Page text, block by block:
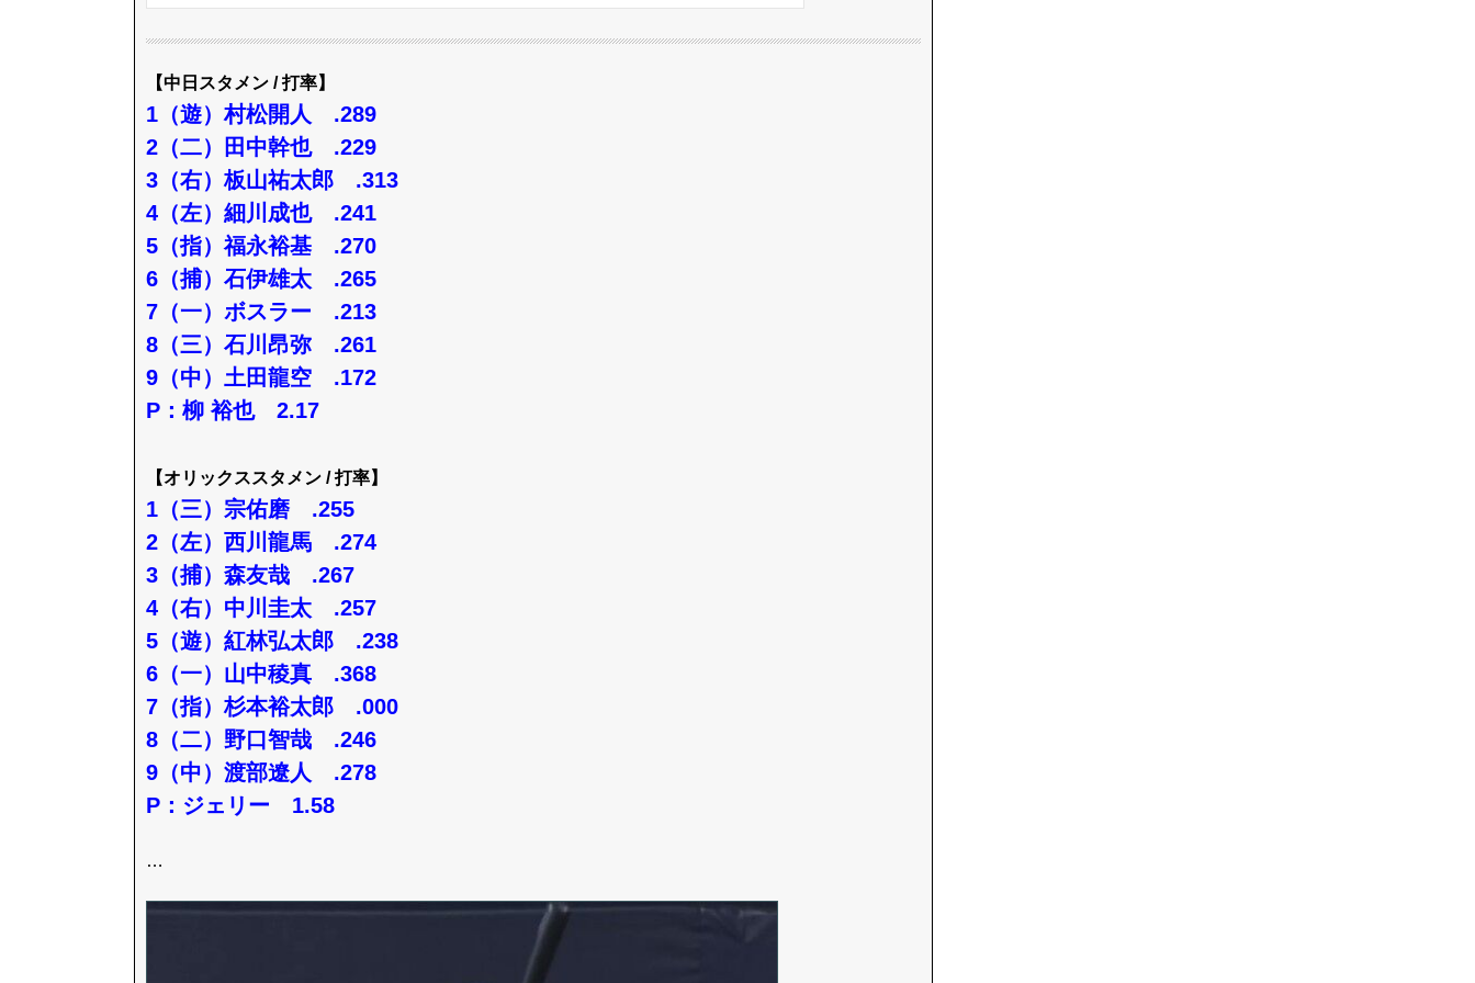
【中日スタメン / 打率】
1（遊）村松開人 .289
2（二）田中幹也 .229
3（右）板山祐太郎 .313
4（左）細川成也 .241
5（指）福永裕基 .270
6（捕）石伊雄太 .265
7（一）ボスラー .213
8（三）石川昂弥 .261
9（中）土田龍空 .172
P：柳 裕也 2.17
【オリックススタメン / 打率】
1（三）宗佑磨 .255
2（左）西川龍馬 .274
3（捕）森友哉 .267
4（右）中川圭太 .257
5（遊）紅林弘太郎 .238
6（一）山中稜真 .368
7（指）杉本裕太郎 .000
8（二）野口智哉 .246
9（中）渡部遼人 .278
P：ジェリー 1.58
…